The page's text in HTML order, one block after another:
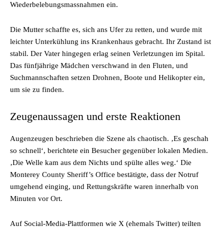
Wiederbelebungsmassnahmen ein.
Die Mutter schaffte es, sich ans Ufer zu retten, und wurde mit
leichter Unterkühlung ins Krankenhaus gebracht. Ihr Zustand ist
stabil. Der Vater hingegen erlag seinen Verletzungen im Spital.
Das fünfjährige Mädchen verschwand in den Fluten, und
Suchmannschaften setzen Drohnen, Boote und Helikopter ein,
um sie zu finden.
Zeugenaussagen und erste Reaktionen
Augenzeugen beschrieben die Szene als chaotisch. ‚Es geschah
so schnell‘, berichtete ein Besucher gegenüber lokalen Medien.
‚Die Welle kam aus dem Nichts und spülte alles weg.‘ Die
Monterey County Sheriff’s Office bestätigte, dass der Notruf
umgehend einging, und Rettungskräfte waren innerhalb von
Minuten vor Ort.
Auf Social-Media-Plattformen wie X (ehemals Twitter) teilten